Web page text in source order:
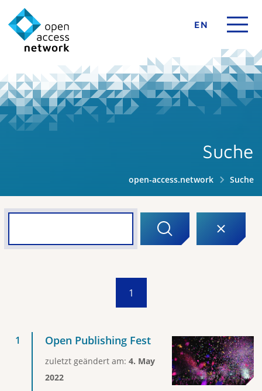
EN
Suche
open-access.network Suche
1
Open Publishing Fest
zuletzt geändert am: 4. May
2022